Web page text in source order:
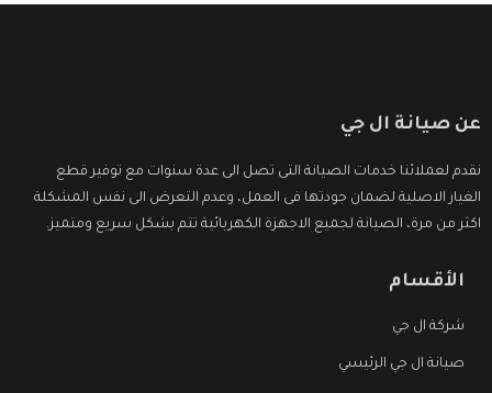
عن صيانة ال جي
نقدم لعملائنا خدمات الصيانة التى تصل الى عدة سنوات مع توفير قطع
الغيار الاصلية لضمان جودتها فى العمل، وعدم التعرض الى نفس المشكلة
اكثر من مرة، الصيانة لجميع الاجهزة الكهربائية تتم بشكل سريع ومتميز.
الأقسام
شركة ال جي
صيانة ال جي الرئيسي